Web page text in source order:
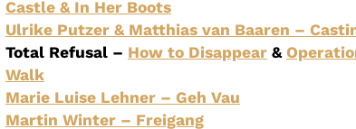
Castle & In Her Boots
Ulrike Putzer & Matthias van Baaren –
Total Refusal – How to Disappear&
Walk
Marie Luise Lehner – Geh Vau
Martin Winter – Freigang